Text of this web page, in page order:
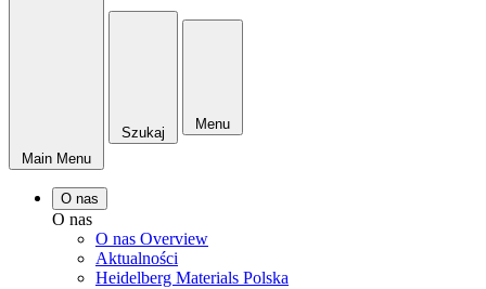
Main Menu
Szukaj
Menu
O nas
O nas
O nas Overview
Aktualności
Heidelberg Materials Polska